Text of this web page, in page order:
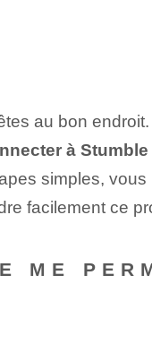
au bon
à Stumble
simples, vous
facilement ce
ME